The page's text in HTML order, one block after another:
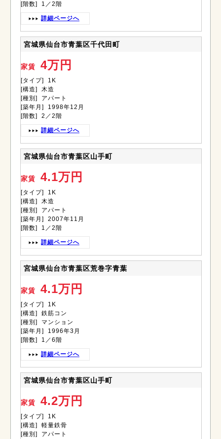
[階数] 1／2階
詳細ページへ
宮城県仙台市青葉区千代田町
家賃 4万円
[タイプ] 1K
[構造] 木造
[種別] アパート
[築年月] 1998年12月
[階数] 2／2階
詳細ページへ
宮城県仙台市青葉区山手町
家賃 4.1万円
[タイプ] 1K
[構造] 木造
[種別] アパート
[築年月] 2007年11月
[階数] 1／2階
詳細ページへ
宮城県仙台市青葉区荒巻字青葉
家賃 4.1万円
[タイプ] 1K
[構造] 鉄筋コン
[種別] マンション
[築年月] 1996年3月
[階数] 1／6階
詳細ページへ
宮城県仙台市青葉区山手町
家賃 4.2万円
[タイプ] 1K
[構造] 軽量鉄骨
[種別] アパート